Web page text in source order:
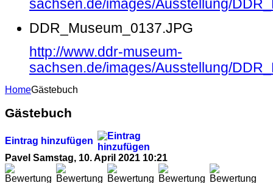
sachsen.de/images/Ausstellung/
DDR_Museum_0137.JPG
http://www.ddr-museum-
sachsen.de/images/Ausstellung/
HomeGästebuch
Gästebuch
Eintrag hinzufügen
Pavel Samstag, 10. April 2021 10:21